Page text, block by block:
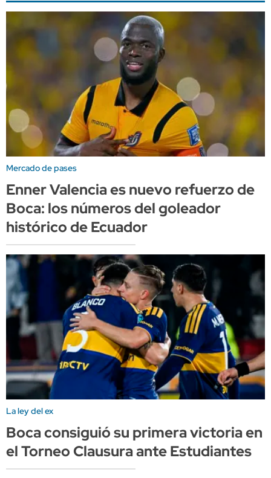
Mercado de pases
Enner Valencia es nuevo refuerzo de
Boca: los números del goleador
histórico de Ecuador
La ley del ex
Boca consiguió su primera victoria en
el Torneo Clausura ante Estudiantes